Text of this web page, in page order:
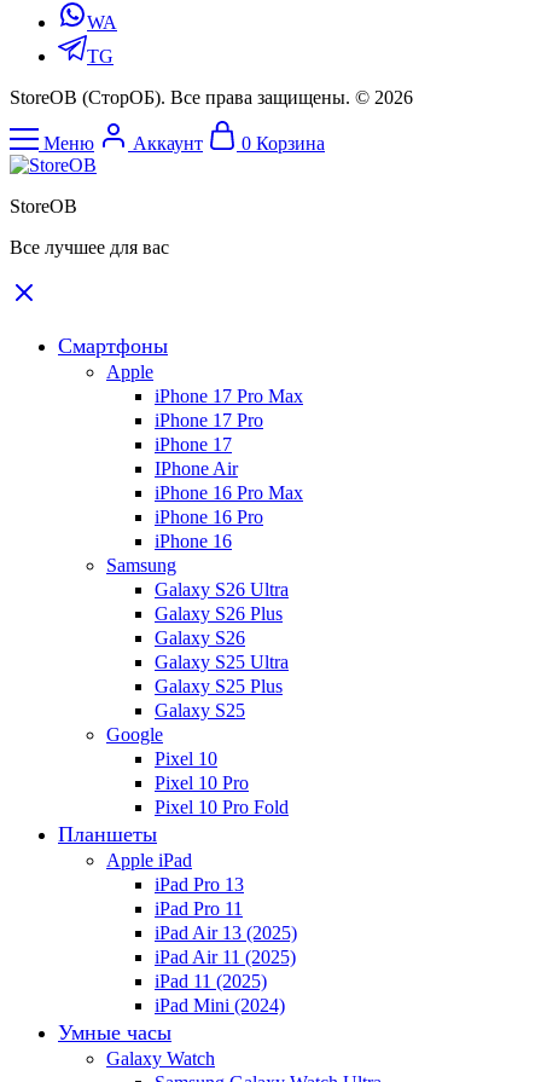
WA
TG
StoreOB (CторОБ). Все права защищены. © 2026
Меню Аккаунт 0 Корзина
StoreOB
Все лучшее для вас
Смартфоны
Apple
iPhone 17 Pro Max
iPhone 17 Pro
iPhone 17
IPhone Air
iPhone 16 Pro Max
iPhone 16 Pro
iPhone 16
Samsung
Galaxy S26 Ultra
Galaxy S26 Plus
Galaxy S26
Galaxy S25 Ultra
Galaxy S25 Plus
Galaxy S25
Google
Pixel 10
Pixel 10 Pro
Pixel 10 Pro Fold
Планшеты
Apple iPad
iPad Pro 13
iPad Pro 11
iPad Air 13 (2025)
iPad Air 11 (2025)
iPad 11 (2025)
iPad Mini (2024)
Умные часы
Galaxy Watch